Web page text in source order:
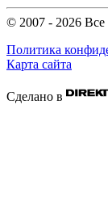
© 2007 - 2026
Политика
Карта сайта
Сделано в